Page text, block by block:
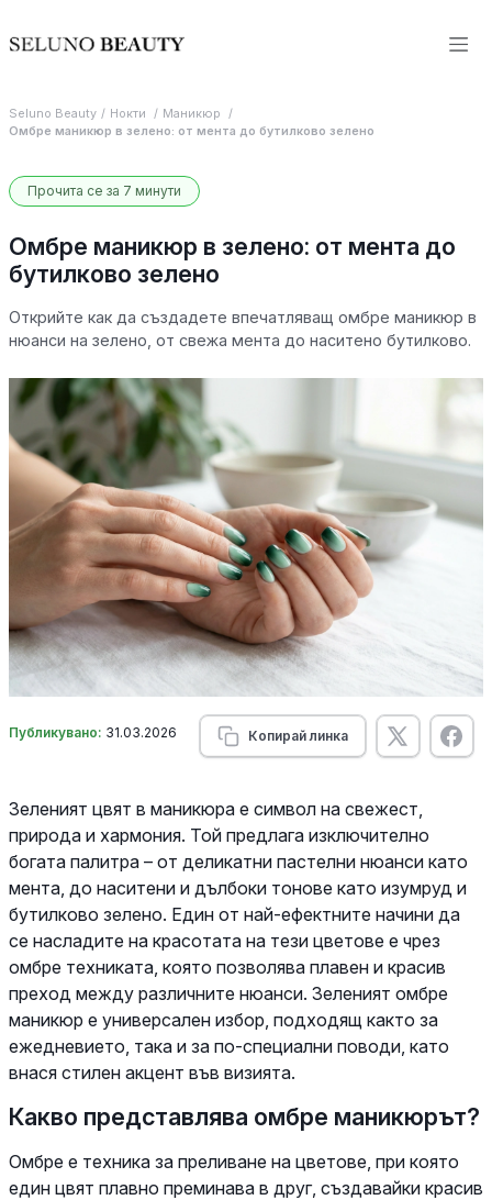
Seluno Beauty Нокти
Маникюр
Омбре маникюр в зелено: от мента до бутилково зелено
Прочита се за 7 минути
Омбре маникюр в зелено: от мента до
бутилково зелено
Открийте как да създадете впечатляващ омбре маникюр в
нюанси на зелено, от свежа мента до наситено бутилково.
Публикувано: 31.03.2026 Копирай линка
Зеленият цвят в маникюра е символ на свежест,
природа и хармония. Той предлага изключително
богата палитра – от деликатни пастелни нюанси като
мента, до наситени и дълбоки тонове като изумруд и
бутилково зелено. Един от най-ефектните начини да
се насладите на красотата на тези цветове е чрез
омбре техниката, която позволява плавен и красив
преход между различните нюанси. Зеленият омбре
маникюр е универсален избор, подходящ както за
ежедневието, така и за по-специални поводи, като
внася стилен акцент във визията.
Какво представлява омбре маникюрът?
Омбре е техника за преливане на цветове, при която
един цвят плавно преминава в друг, създавайки красив